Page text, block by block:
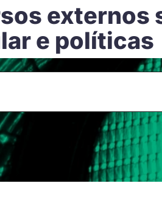
externos
e políticas